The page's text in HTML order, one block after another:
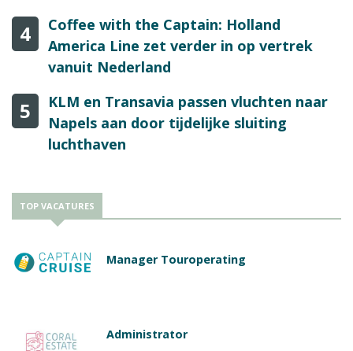
4
Coffee with the Captain: Holland
America Line zet verder in op vertrek
vanuit Nederland
5
KLM en Transavia passen vluchten naar
Napels aan door tijdelijke sluiting
luchthaven
TOP VACATURES
Manager Touroperating
Administrator